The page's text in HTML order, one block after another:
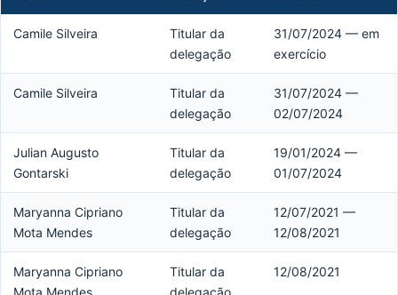
Camile Silveira
Titular da
delegação
31/07/2024 — em
exercício
Camile Silveira
Titular da
delegação
31/07/2024 —
02/07/2024
Julian Augusto
Gontarski
Titular da
delegação
19/01/2024 —
01/07/2024
Maryanna Cipriano
Mota Mendes
Titular da
delegação
12/07/2021 —
12/08/2021
Maryanna Cipriano
Mota Mendes
Titular da
delegação
12/08/2021